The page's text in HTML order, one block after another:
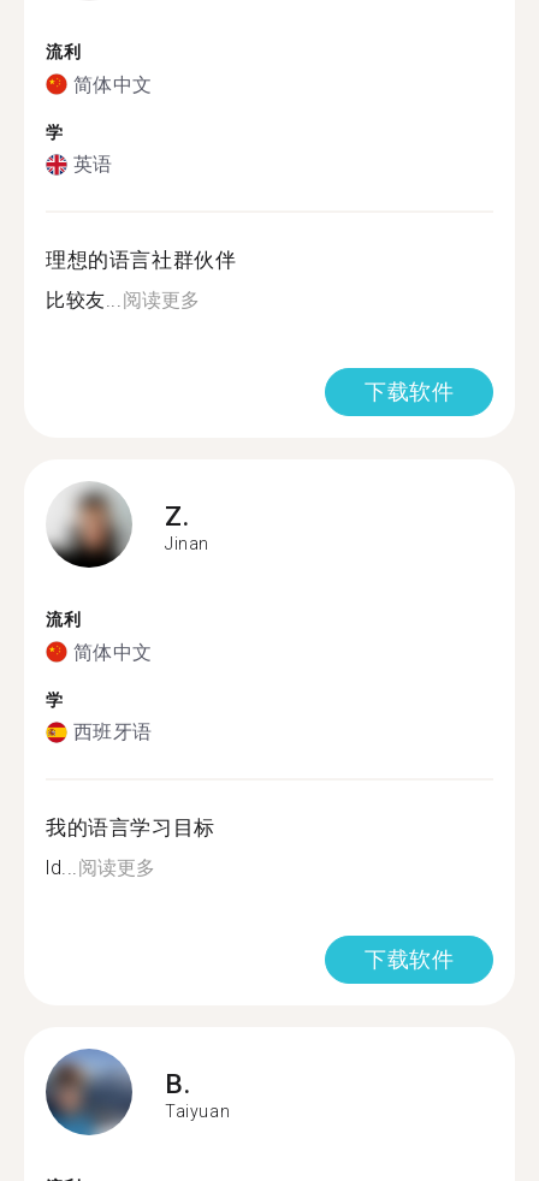
流利
简体中文
学
英语
理想的语言社群伙伴
比较友...阅读更多
下载软件
Z.
Jinan
流利
简体中文
学
西班牙语
我的语言学习目标
ld...阅读更多
下载软件
B.
Taiyuan